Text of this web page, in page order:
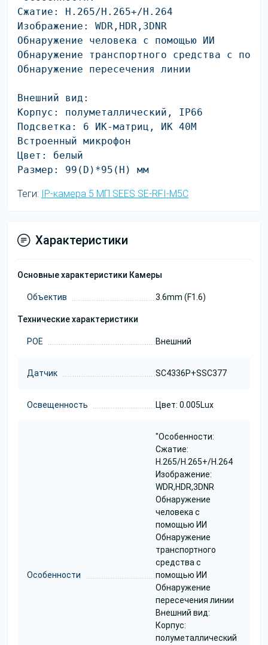
Сжатие: H.265/H.265+/H.264
Изображение: WDR,HDR,3DNR
Обнаружение человека с помощью ИИ
Обнаружение транспортного средства с
Обнаружение пересечения линии
Внешний вид:
Корпус: полуметаллический, IP66
Подсветка: 6 ИК-матриц, ИК 40M
Встроенный микрофон
Цвет: белый
Размер: 99(D)*95(H) мм
Теги: IP-камера 5 МП SEES SE-RFI-M5C
Характеристики
Основные характеристики Камеры
Объектив 3.6mm (F1.6)
Технические характеристики
POE Внешний
Датчик SC4336P+SSC377
Освещенность Цвет: 0.005Lux
Особенности
"Особенности:
Сжатие:
H.265/H.265+/H.264
Изображение:
WDR,HDR,3DNR
Обнаружение
человека с
помощью ИИ
Обнаружение
транспортного
средства с
помощью ИИ
Обнаружение
пересечения линии
Внешний вид:
Корпус:
полуметаллический